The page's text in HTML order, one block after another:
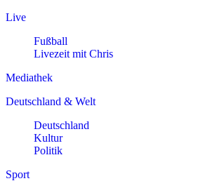
Live
Fußball
Livezeit mit Chris
Mediathek
Deutschland & Welt
Deutschland
Kultur
Politik
Sport